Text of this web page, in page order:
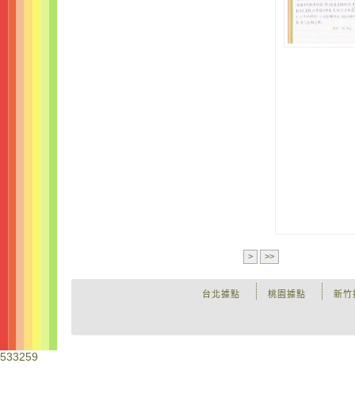
> >>
新竹
桃園據點
台北據點
533259